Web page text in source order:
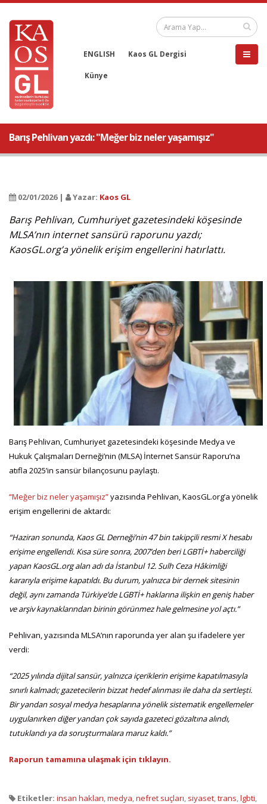
ENGLISH Kaos GL Dergisi
Künye
Barış Pehlivan yazdı: "Meğer biz neler yaşamışız"
02/01/2026 | Yazar: Kaos GL
Barış Pehlivan, Cumhuriyet gazetesindeki köşesinde
MLSA’nın internet sansürü raporunu yazdı;
KaosGL.org’a yönelik erişim engellerini hatırlattı.
Barış Pehlivan, Cumhuriyet gazetesindeki köşesinde Medya ve
Hukuk Çalışmaları Derneği’nin (MLSA) İnternet Sansür Raporu’na
atıfla 2025’in sansür bilançosunu paylaştı.
“Meğer biz neler yaşamışız”yazısında Pehlivan, KaosGL.org’a yönelik
erişim engellerini de aktardı:
“Haziran sonunda, Kaos GL Derneği’nin 47 bin takipçili resmi X hesabı
erişime engellendi. Kısa süre sonra, 2007’den beri LGBTİ+ haberciliği
yapan KaosGL.org alan adı da İstanbul 12. Sulh Ceza Hâkimliği
kararıyla erişime kapatıldı. Bu durum, yalnızca bir dernek sitesinin
değil, aynı zamanda Türkiye’de LGBTİ+ haklarına ilişkin en geniş haber
ve arşiv kaynaklarından birinin görünmez hale gelmesine yol açtı.”
Pehlivan, yazısında MLSA’nın raporunda yer alan şu ifadelere yer
verdi:
“2025 yılında dijital sansür, yalnızca içeriklerin erişime kapatılmasıyla
sınırlı kalmadı; gazetecilerin bizzat hedef alınması ile daha da sertleşti.
Bir yandan sosyal medya hesaplarına yönelik sistematik engellemeler
uygulanırken diğer yandan çok sayıda gazeteci gözaltına alındı,
tutuklandı ya da soruşturmalara maruz kaldı.”
Raporun tamamına ulaşmak için tıklayın.
Etiketler: insan hakları,medya,nefret suçları, siyaset,trans,lgbti,